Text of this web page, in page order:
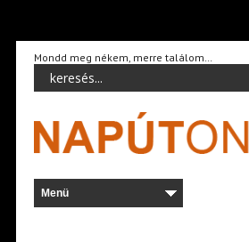
Mondd meg nékem, merre találom…